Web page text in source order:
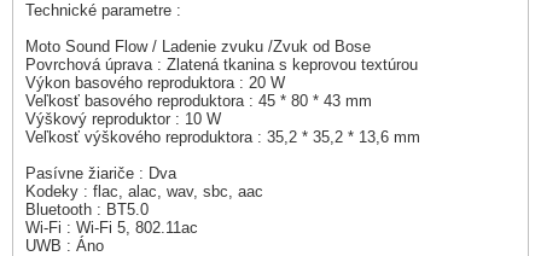
Technické parametre :
Moto Sound Flow / Ladenie zvuku /Zvuk od Bose
Povrchová úprava : Zlatená tkanina s keprovou textúrou
Výkon basového reproduktora : 20 W
Veľkosť basového reproduktora : 45 * 80 * 43 mm
Výškový reproduktor : 10 W
Veľkosť výškového reproduktora : 35,2 * 35,2 * 13,6 mm
Pasívne žiariče : Dva
Kodeky : flac, alac, wav, sbc, aac
Bluetooth : BT5.0
Wi-Fi : Wi-Fi 5, 802.11ac
UWB : Áno